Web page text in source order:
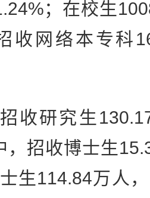
；在校生
收网络本专科
研究生
，招收博士生
生114.84万人